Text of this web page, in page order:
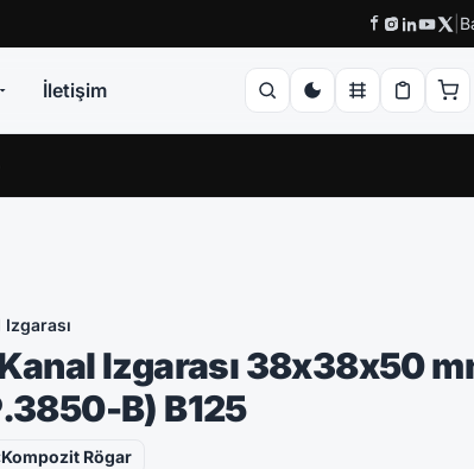
İletişim
Izgarası 38x38x50
B) B125
Kompozit Rögar